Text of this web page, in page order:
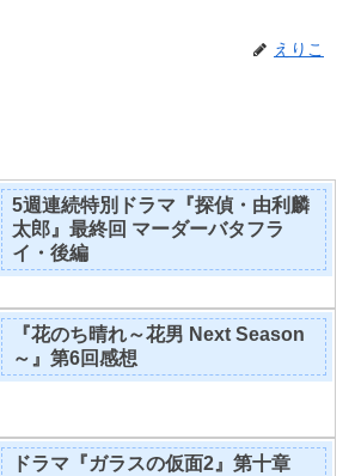
えりこ
5週連続特別ドラマ『探偵・由利麟
太郎』最終回 マーダーバタフラ
イ・後編
『花のち晴れ～花男 Next Season
～』第6回感想
ドラマ『ガラスの仮面2』第十章